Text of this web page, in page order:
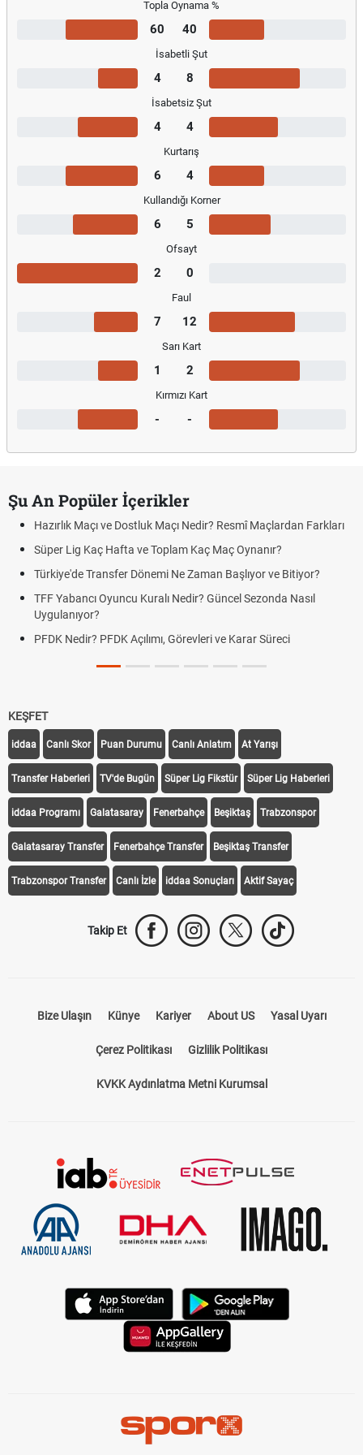
Topla Oynama %
60 40
İsabetli Şut
4 8
İsabetsiz Şut
4 4
Kurtarış
6 4
Kullandığı Korner
6 5
Ofsayt
2 0
Faul
7 12
Sarı Kart
1 2
Kırmızı Kart
- -
Şu An Popüler İçerikler
Hazırlık Maçı ve Dostluk Maçı Nedir? Resmî Maçlardan Farkları
Süper Lig Kaç Hafta ve Toplam Kaç Maç Oynanır?
Türkiye'de Transfer Dönemi Ne Zaman Başlıyor ve Bitiyor?
TFF Yabancı Oyuncu Kuralı Nedir? Güncel Sezonda Nasıl
Uygulanıyor?
PFDK Nedir? PFDK Açılımı, Görevleri ve Karar Süreci
KEŞFET
iddaa Canlı Skor Puan Durumu Canlı Anlatım At Yarışı
Transfer Haberleri TV'de Bugün Süper Lig Fikstür Süper Lig Haberleri
iddaa Programı Galatasaray Fenerbahçe Beşiktaş Trabzonspor
Galatasaray Transfer Fenerbahçe Transfer Beşiktaş Transfer
Trabzonspor Transfer Canlı İzle iddaa Sonuçları Aktif Sayaç
Takip Et
Bize Ulaşın Künye Kariyer About US Yasal Uyarı
Çerez Politikası Gizlilik Politikası
KVKK Aydınlatma Metni Kurumsal